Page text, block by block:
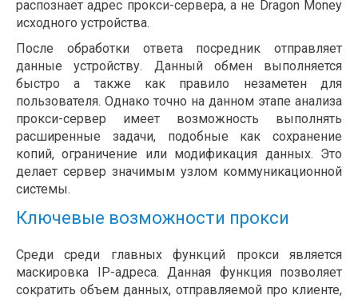
распознает адрес прокси-сервера, а не Dragon Money
исходного устройства.
После обработки ответа посредник отправляет
данные устройству. Данный обмен выполняется
быстро а также как правило незаметен для
пользователя. Однако точно на данном этапе анализа
прокси-сервер имеет возможность выполнять
расширенные задачи, подобные как сохранение
копий, ограничение или модификация данных. Это
делает сервер значимым узлом коммуникационной
системы.
Ключевые возможности прокси
Среди среди главных функций прокси является
маскировка IP-адреса. Данная функция позволяет
сократить объем данных, отправляемой про клиенте,